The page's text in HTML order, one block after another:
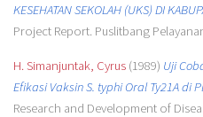
KESEHATAN SEKOLAH (UKS) DI
Project Report. Puslitbang
H. Simanjuntak, Cyrus(1989) Uji
Efikasi Vaksin S. typhi Oral Ty21A di
Research and Development of